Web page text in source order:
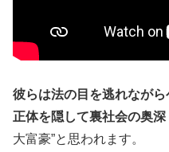
彼らは法の目を逃れなが
正体を隠して裏社会の奥
大富豪”と思われます。